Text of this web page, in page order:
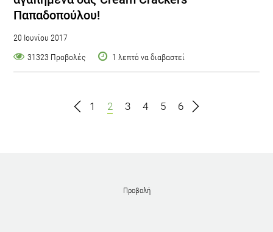
Παπαδοπούλου!
20 Ιουνίου 2017
31323 Προβολές
1 λεπτό να διαβαστεί
1 2 3 4 5 6
Προβολή